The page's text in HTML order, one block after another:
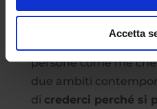
Accetta
persone come me
due ambiti
di crederci perché si